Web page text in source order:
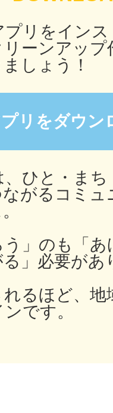
プリをイン
ーンアップ
しょう！
リをダウン
、ひと・ま
がるコミュ
」のも「
」必要があ
るほど、地
です。
秋葉原
日置
高知市
シモキ